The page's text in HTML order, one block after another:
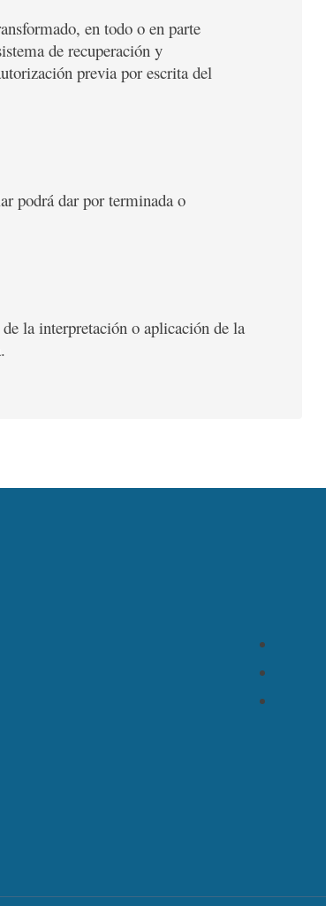
en todo o en parte
de recuperación y
previa por escrita del
podrá dar por terminada o
la interpretación o aplicación de la